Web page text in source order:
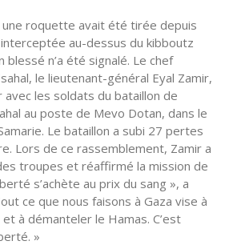
une roquette avait été tirée depuis
au-dessus du kibboutz
blessé n’a été signalé. Le chef
le lieutenant-général Eyal Zamir,
les soldats du bataillon de
au poste de Mevo Dotan, dans le
Le bataillon a subi 27 pertes
Lors de ce rassemblement, Zamir a
troupes et réaffirmé la mission de
s’achète au prix du sang », a
ce que nous faisons à Gaza vise à
à démanteler le Hamas. C’est
»